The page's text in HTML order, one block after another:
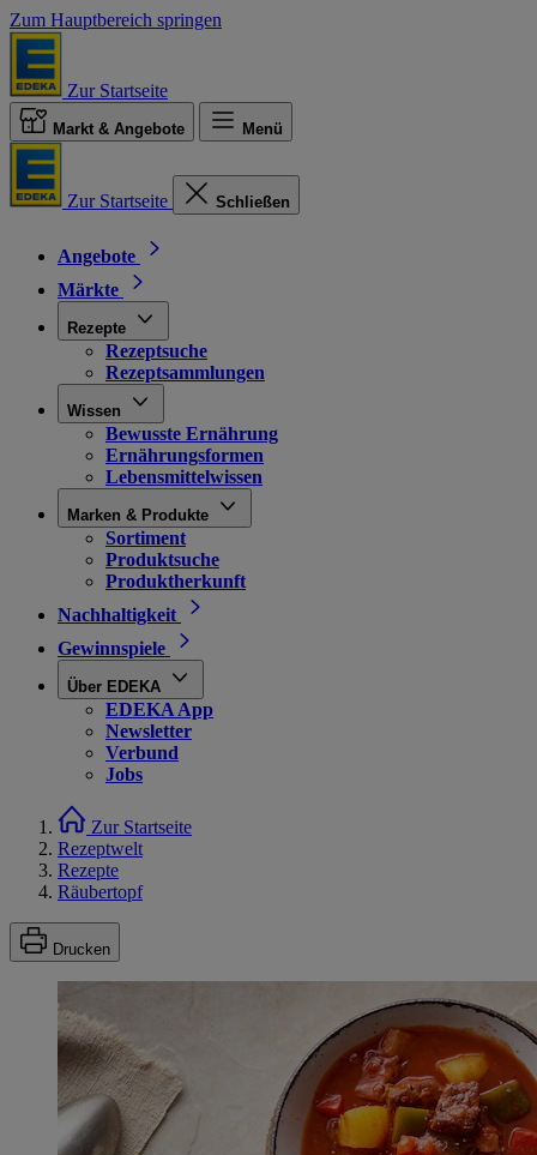
Zum Hauptbereich springen
Zur Startseite
Markt & Angebote Menü
Zur Startseite Schließen
Angebote
Märkte
Rezepte
Rezeptsuche
Rezeptsammlungen
Wissen
Bewusste Ernährung
Ernährungsformen
Lebensmittelwissen
Marken & Produkte
Sortiment
Produktsuche
Produktherkunft
Nachhaltigkeit
Gewinnspiele
Über EDEKA
EDEKA App
Newsletter
Verbund
Jobs
Zur Startseite
Rezeptwelt
Rezepte
Räubertopf
Drucken